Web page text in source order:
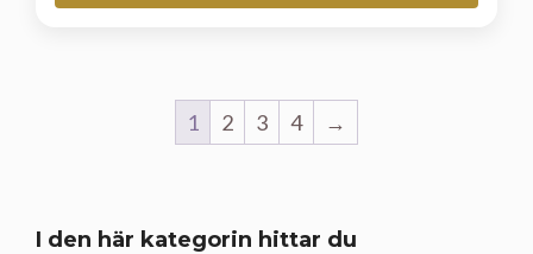
1 2 3 4 →
I den här kategorin hittar du